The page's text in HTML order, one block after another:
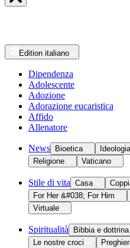
Edition italiano
Dipendenza
Adolescente
Adozione
Adorazione eucaristica
Affido
Allenatore
News Bioetica Ideologia
Religione
Vaticano
Stile di vita Casa
For Her &#038; For Him
Virtuale
Spiritualità Bibbia e dottrina
Le nostre croci